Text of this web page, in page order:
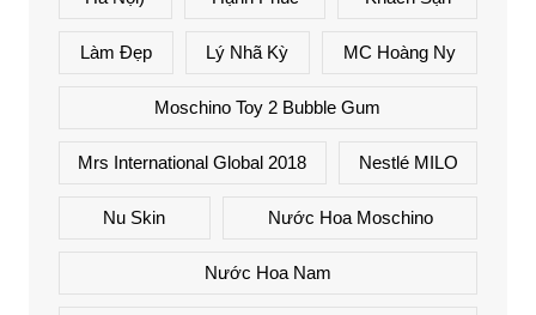
Làm Đẹp Lý Nhã Kỳ MC Hoàng Ny
Moschino Toy 2 Bubble Gum
Mrs International Global 2018 Nestlé MILO
Nu Skin Nước Hoa Moschino
Nước Hoa Nam